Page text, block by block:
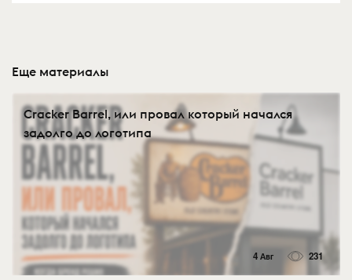
Еще материалы
Cracker Barrel, или провал который начался
задолго до логотипа
4 Авг 231